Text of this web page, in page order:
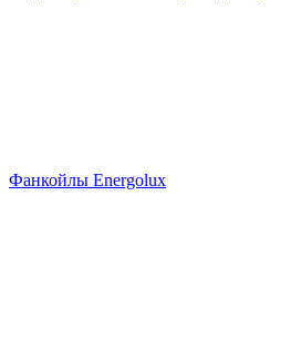
Фанкойлы Energolux